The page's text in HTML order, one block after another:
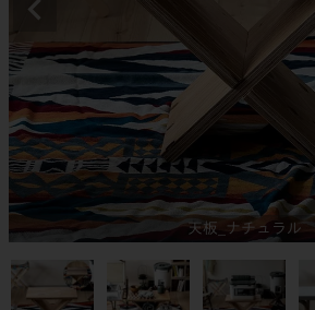
天板_ナチュラル